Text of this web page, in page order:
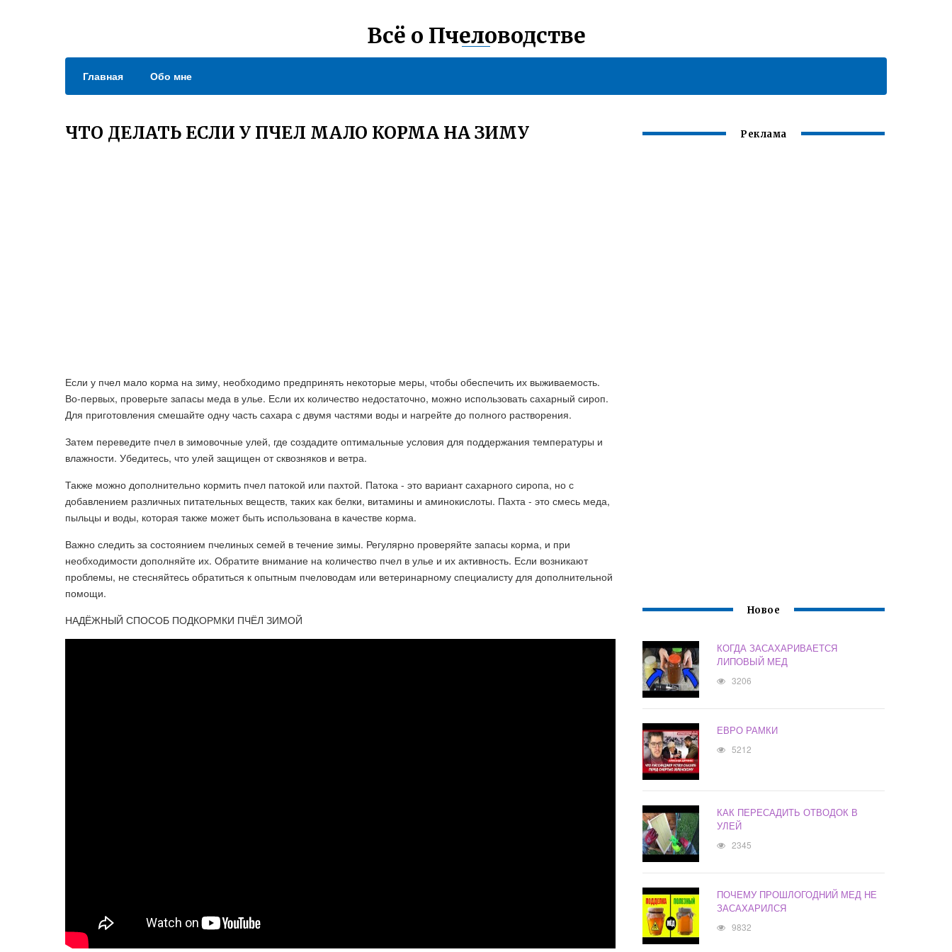
Всё о Пчеловодстве
Главная Обо мне
ЧТО ДЕЛАТЬ ЕСЛИ У ПЧЕЛ МАЛО КОРМА НА ЗИМУ
Если у пчел мало корма на зиму, необходимо предпринять некоторые меры, чтобы обеспечить их выживаемость.
Во-первых, проверьте запасы меда в улье. Если их количество недостаточно, можно использовать сахарный сироп.
Для приготовления смешайте одну часть сахара с двумя частями воды и нагрейте до полного растворения.
Затем переведите пчел в зимовочные улей, где создадите оптимальные условия для поддержания температуры и
влажности. Убедитесь, что улей защищен от сквозняков и ветра.
Также можно дополнительно кормить пчел патокой или пахтой. Патока - это вариант сахарного сиропа, но с
добавлением различных питательных веществ, таких как белки, витамины и аминокислоты. Пахта - это смесь меда,
пыльцы и воды, которая также может быть использована в качестве корма.
Важно следить за состоянием пчелиных семей в течение зимы. Регулярно проверяйте запасы корма, и при
необходимости дополняйте их. Обратите внимание на количество пчел в улье и их активность. Если возникают
проблемы, не стесняйтесь обратиться к опытным пчеловодам или ветеринарному специалисту для дополнительной
помощи.
НАДЁЖНЫЙ СПОСОБ ПОДКОРМКИ ПЧЁЛ ЗИМОЙ
Реклама
Новое
КОГДА ЗАСАХАРИВАЕТСЯ
ЛИПОВЫЙ МЕД
3206
ЕВРО РАМКИ
5212
КАК ПЕРЕСАДИТЬ ОТВОДОК В
УЛЕЙ
2345
ПОЧЕМУ ПРОШЛОГОДНИЙ МЕД НЕ
ЗАСАХАРИЛСЯ
9832